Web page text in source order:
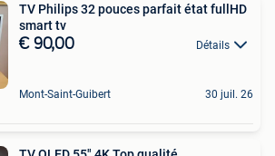
TV Philips 32 pouces parfait état fullHD
smart tv
€ 90,00 Détails
Mont-Saint-Guibert 30 juil. 26